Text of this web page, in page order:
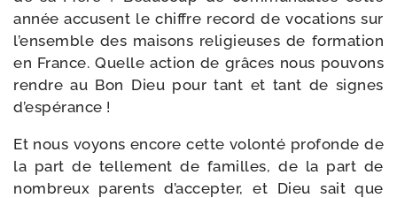
année accusent le chiffre record de voca­tions sur
l’en­semble des mai­sons reli­gieuses de for­ma­tion
en France. Quelle action de grâces nous pou­vons
rendre au Bon Dieu pour tant et tant de signes
d’espérance !
Et nous voyons encore cette volon­té pro­fonde de
la part de tel­le­ment de familles, de la part de
nom­breux parents d’ac­cep­ter, et Dieu sait que